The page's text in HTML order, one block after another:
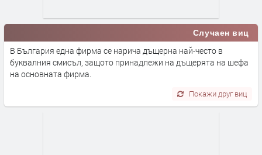
Случаен виц
В България една фирма се нарича дъщерна най-често в
буквалния смисъл, защото принадлежи на дъщерята на шефа
на основната фирма.
Покажи друг виц